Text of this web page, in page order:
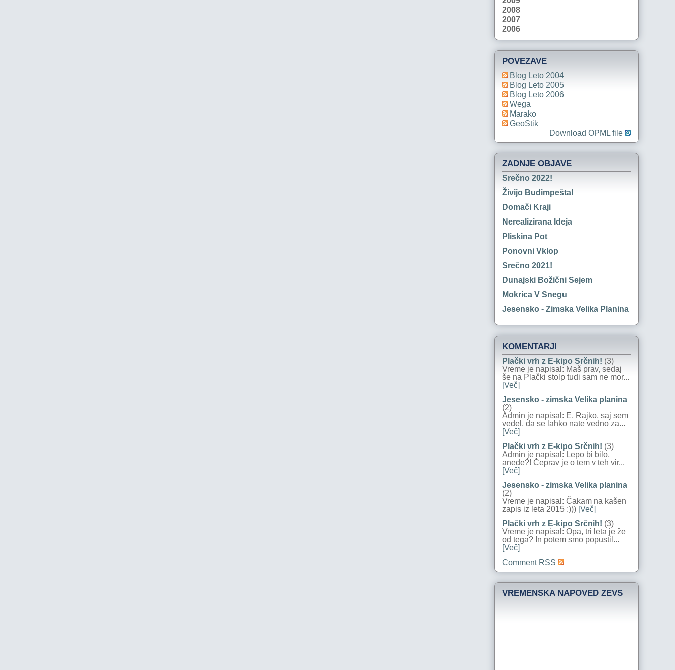
2008
2007
2006
POVEZAVE
Blog Leto 2004
Blog Leto 2005
Blog Leto 2006
Wega
Marako
GeoStik
Download OPML file
ZADNJE OBJAVE
Srečno 2022!
Živijo Budimpešta!
Domači Kraji
Nerealizirana Ideja
Pliskina Pot
Ponovni Vklop
Srečno 2021!
Dunajski Božični Sejem
Mokrica V Snegu
Jesensko - Zimska Velika Planina
KOMENTARJI
Plački vrh z E-kipo Srčnih! (3)
Vreme je napisal: Maš prav, sedaj
še na Plački stolp tudi sam ne mor...
[Več]
Jesensko - zimska Velika planina
(2)
Admin je napisal: E, Rajko, saj sem
vedel, da se lahko nate vedno za...
[Več]
Plački vrh z E-kipo Srčnih! (3)
Admin je napisal: Lepo bi bilo,
anede?! Čeprav je o tem v teh vir...
[Več]
Jesensko - zimska Velika planina
(2)
Vreme je napisal: Čakam na kašen
zapis iz leta 2015 :))) [Več]
Plački vrh z E-kipo Srčnih! (3)
Vreme je napisal: Opa, tri leta je že
od tega? In potem smo popustil...
[Več]
Comment RSS
VREMENSKA NAPOVED ZEVS